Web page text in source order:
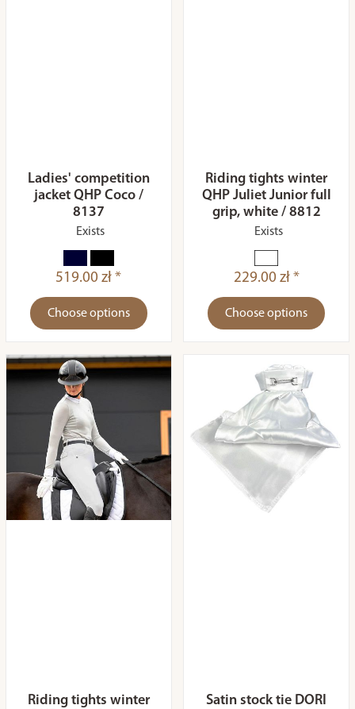
Ladies' competition
jacket QHP Coco /
8137
Exists
519.00 zł *
Choose options
Riding tights winter
QHP Juliet Junior full
grip, white / 8812
Exists
229.00 zł *
Choose options
Riding tights winter
Satin stock tie DORI